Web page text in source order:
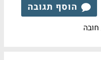
הוסף תגובה